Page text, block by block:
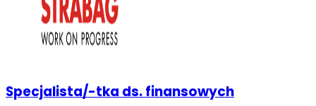
Specjalista/-tka ds. finansowych